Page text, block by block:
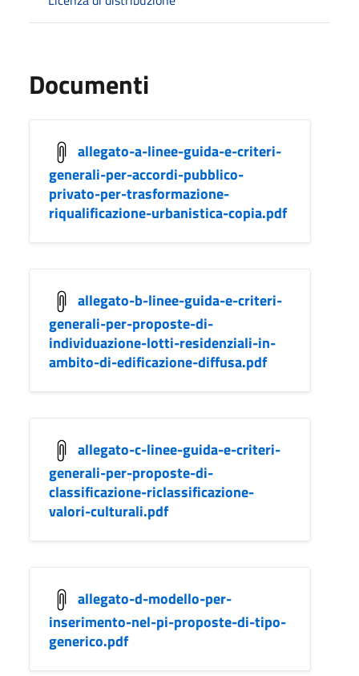
Documenti
allegato-a-linee-guida-e-criteri-
generali-per-accordi-pubblico-
privato-per-trasformazione-
riqualificazione-urbanistica-copia.pdf
allegato-b-linee-guida-e-criteri-
generali-per-proposte-di-
individuazione-lotti-residenziali-in-
ambito-di-edificazione-diffusa.pdf
allegato-c-linee-guida-e-criteri-
generali-per-proposte-di-
classificazione-riclassificazione-
valori-culturali.pdf
allegato-d-modello-per-
inserimento-nel-pi-proposte-di-tipo-
generico.pdf